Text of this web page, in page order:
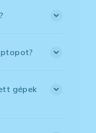
gépek